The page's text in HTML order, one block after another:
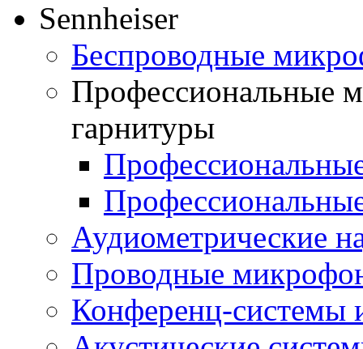
Sennheiser
Беспроводные
Профессиональные
гарнитуры
Аудиометрические
Проводные
Конференц-системы